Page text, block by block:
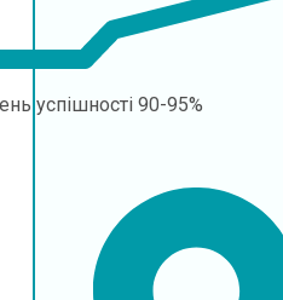
успішності 90-95%